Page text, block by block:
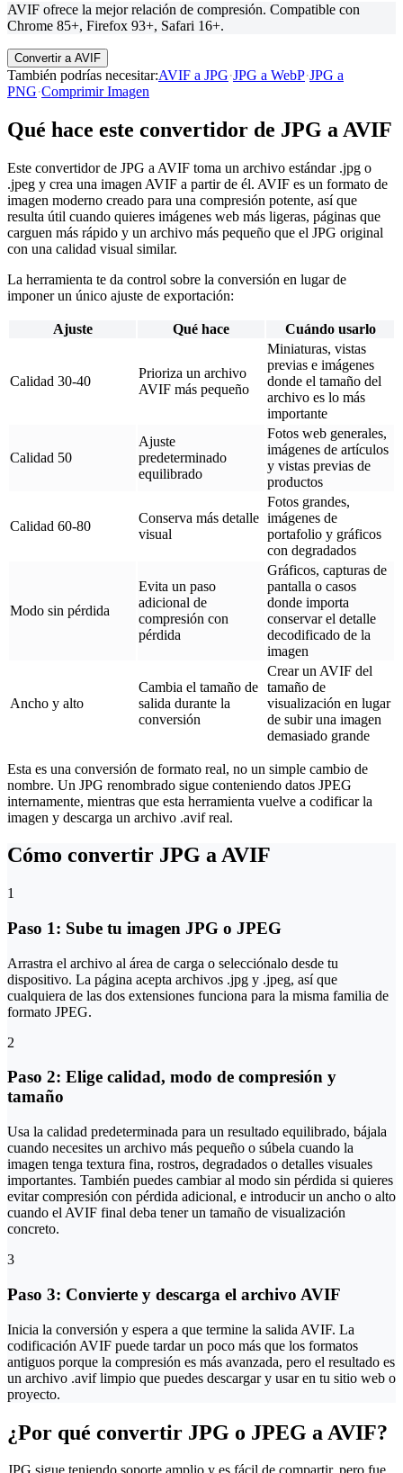
AVIF ofrece la mejor relación de compresión. Compatible con
Chrome 85+, Firefox 93+, Safari 16+.
Convertir a AVIF
También podrías necesitar:AVIF a JPG·JPG a WebP·JPG a
PNG·Comprimir Imagen
Qué hace este convertidor de JPG a AVIF
Este convertidor de JPG a AVIF toma un archivo estándar .jpg o
.jpeg y crea una imagen AVIF a partir de él. AVIF es un formato de
imagen moderno creado para una compresión potente, así que
resulta útil cuando quieres imágenes web más ligeras, páginas que
carguen más rápido y un archivo más pequeño que el JPG original
con una calidad visual similar.
La herramienta te da control sobre la conversión en lugar de
imponer un único ajuste de exportación:
Ajuste Qué hace Cuándo usarlo
Calidad 30-40
Prioriza un archivo
AVIF más pequeño
Miniaturas, vistas
previas e imágenes
donde el tamaño del
archivo es lo más
importante
Calidad 50
Ajuste
predeterminado
equilibrado
Fotos web generales,
imágenes de artículos
y vistas previas de
productos
Calidad 60-80
Conserva más detalle
visual
Fotos grandes,
imágenes de
portafolio y gráficos
con degradados
Modo sin pérdida
Evita un paso
adicional de
compresión con
pérdida
Gráficos, capturas de
pantalla o casos
donde importa
conservar el detalle
decodificado de la
imagen
Ancho y alto
Cambia el tamaño de
salida durante la
conversión
Crear un AVIF del
tamaño de
visualización en lugar
de subir una imagen
demasiado grande
Esta es una conversión de formato real, no un simple cambio de
nombre. Un JPG renombrado sigue conteniendo datos JPEG
internamente, mientras que esta herramienta vuelve a codificar la
imagen y descarga un archivo .avif real.
Cómo convertir JPG a AVIF
1
Paso 1: Sube tu imagen JPG o JPEG
Arrastra el archivo al área de carga o selecciónalo desde tu
dispositivo. La página acepta archivos .jpg y .jpeg, así que
cualquiera de las dos extensiones funciona para la misma familia de
formato JPEG.
2
Paso 2: Elige calidad, modo de compresión y
tamaño
Usa la calidad predeterminada para un resultado equilibrado, bájala
cuando necesites un archivo más pequeño o súbela cuando la
imagen tenga textura fina, rostros, degradados o detalles visuales
importantes. También puedes cambiar al modo sin pérdida si quieres
evitar compresión con pérdida adicional, e introducir un ancho o alto
cuando el AVIF final deba tener un tamaño de visualización
concreto.
3
Paso 3: Convierte y descarga el archivo AVIF
Inicia la conversión y espera a que termine la salida AVIF. La
codificación AVIF puede tardar un poco más que los formatos
antiguos porque la compresión es más avanzada, pero el resultado es
un archivo .avif limpio que puedes descargar y usar en tu sitio web o
proyecto.
¿Por qué convertir JPG o JPEG a AVIF?